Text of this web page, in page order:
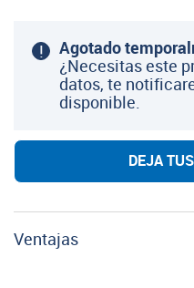
Agotado
¿Necesitas este
datos, te
disponible.
DEJA
Ventajas